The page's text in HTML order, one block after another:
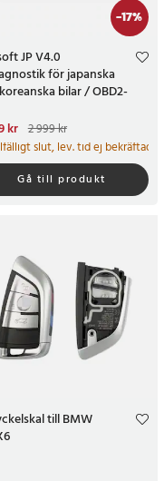
-17%
JP V4.0
för japanska
bilar / OBD2-
pris:
krTidigare pris:2 999 kr
kr 2 999 kr
slut, lev. tid ej bekräftad.
Gå till produkt
till BMW